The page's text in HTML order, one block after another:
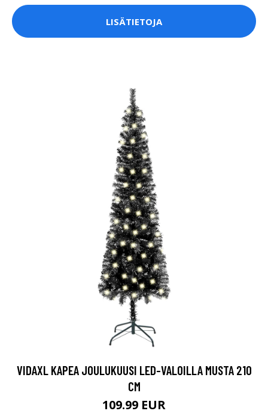
LISÄTIETOJA
VIDAXL KAPEA JOULUKUUSI LED-VALOILLA MUSTA 210
CM
109.99 EUR